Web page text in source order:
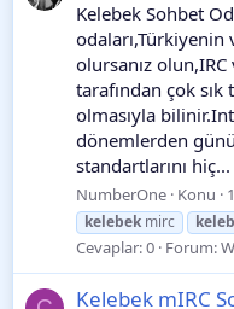
Kelebek Sohbet
odaları,Türkiyenin
olursanız
tarafından çok
olmasıyla
dönemlerden
standartlarını hiç...
NumberOne Konu
kelebek mirc
Cevaplar: 0 Forum:
Kelebek mIRC